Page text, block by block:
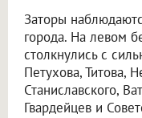
Заторы
города. На левом
столкнулись с
Петухова, Титова,
Станиславского,
Гвардейцев и